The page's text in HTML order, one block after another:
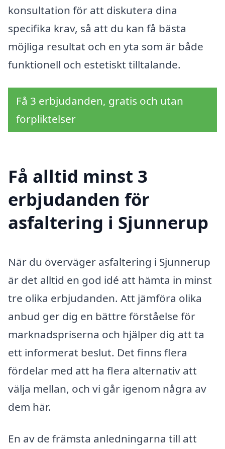
konsultation för att diskutera dina
specifika krav, så att du kan få bästa
möjliga resultat och en yta som är både
funktionell och estetiskt tilltalande.
Få 3 erbjudanden, gratis och utan
förpliktelser
Få alltid minst 3
erbjudanden för
asfaltering i Sjunnerup
När du överväger asfaltering i Sjunnerup
är det alltid en god idé att hämta in minst
tre olika erbjudanden. Att jämföra olika
anbud ger dig en bättre förståelse för
marknadspriserna och hjälper dig att ta
ett informerat beslut. Det finns flera
fördelar med att ha flera alternativ att
välja mellan, och vi går igenom några av
dem här.
En av de främsta anledningarna till att